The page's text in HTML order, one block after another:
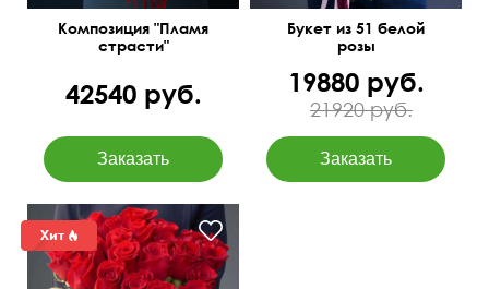
Композиция "Пламя
страсти"
42540 руб.
Букет из 51 белой
розы
19880 руб.
21920 руб.